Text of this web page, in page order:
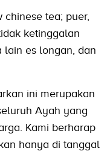
tea; puer,
ketinggalan
lain es longan, dan
ini merupakan
Ayah yang
Kami berharap
hanya di tanggal